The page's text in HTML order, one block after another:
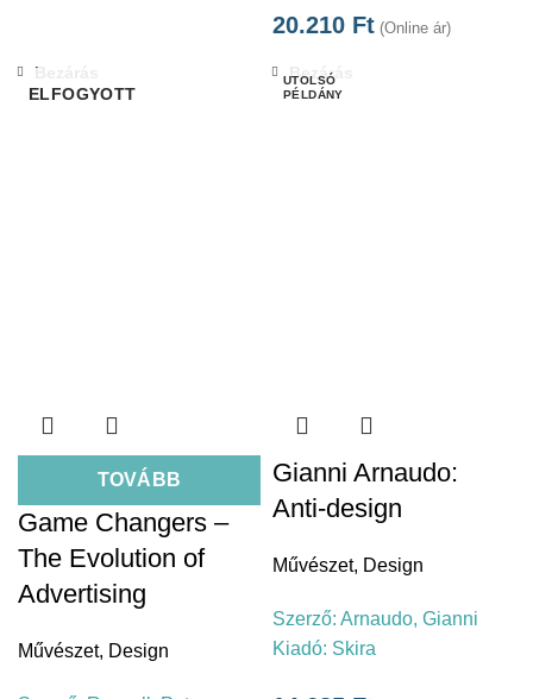
20.210 Ft (Online ár)
ELFOGYOTT
TOVÁBB
Bezárás
Game Changers –
The Evolution of
Advertising
Művészet, Design
Bezárás
Gianni Arnaudo:
Anti-design
Művészet, Design
Szerző: Arnaudo, Gianni
Kiadó: Skira